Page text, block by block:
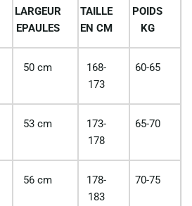
LARGEUR
EPAULES
TAILLE
EN CM
POIDS
KG
50 cm
168-
173
60-65
53 cm
173-
178
65-70
56 cm
178-
183
70-75